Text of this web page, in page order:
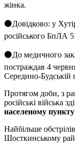
жінка.
⚫Довідково: у
російського БпЛА 5
⚫До медичного
постраждав 4
Середино-Будській
Протягом доби, з
російські війська
населеному
Найбільше
Шосткинському